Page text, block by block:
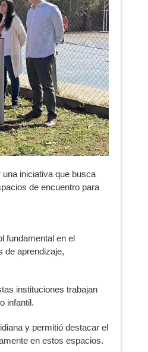
iniciativa que busca
de encuentro para
fundamental en el
de aprendizaje,
instituciones trabajan
infantil.
y permitió destacar el
en estos espacios.